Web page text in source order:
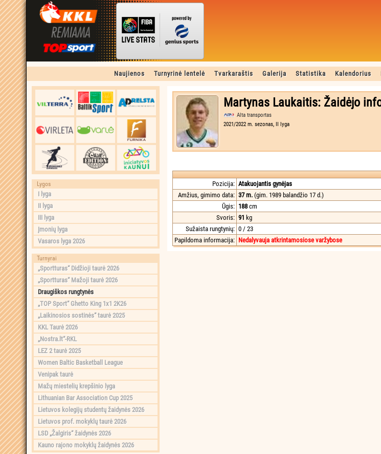
Naujienos Turnyrinė lentelė Tvarkaraštis Galerija Statistika Kalendorius
Lygos
I lyga
II lyga
III lyga
Įmonių lyga
Vasaros lyga 2026
Turnyrai
„Sportturas“ Didžioji taurė 2026
„Sportturas“ Mažoji taurė 2026
Draugiškos rungtynės
„TOP Sport“ Ghetto King 1x1 2K26
„Laikinosios sostinės“ taurė 2025
KKL Taurė 2026
„Nostra.lt“-RKL
LEZ 2 taurė 2025
Women Baltic Basketball League
Venipak taurė
Mažų miestelių krepšinio lyga
Lithuanian Bar Association Cup 2025
Lietuvos kolegijų studentų žaidynės 2026
Lietuvos prof. mokyklų taurė 2026
LSD „Žalgiris“ žaidynės 2026
Kauno rajono mokyklų žaidynės 2026
Martynas Laukaitis: Žaidėjo
Alta transportas
2021/2022 m. sezonas, II lyga
Pozicija: Atakuojantis gynėjas
Amžius, gimimo data: 37 m. (gim. 1989 balandžio 17 d.)
Ūgis: 188cm
Svoris: 91 kg
Sužaista rungtynių: 0 / 23
Papildoma informacija: Nedalyvauja atkrintamosiose varžybose